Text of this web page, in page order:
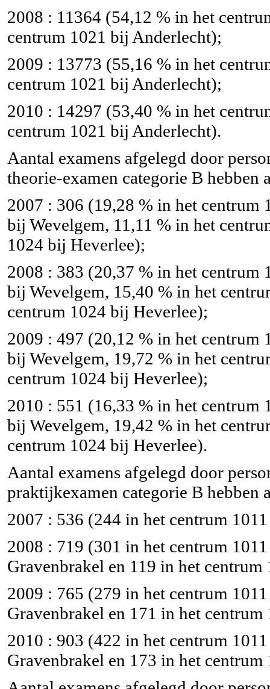
2008 : 11364 (54,12 % in het
centrum 1021 bij Anderlecht);
2009 : 13773 (55,16 % in het
centrum 1021 bij Anderlecht);
2010 : 14297 (53,40 % in het
centrum 1021 bij Anderlecht).
Aantal examens afgelegd door
theorie-examen categorie B hebben
2007 : 306 (19,28 % in het
bij Wevelgem, 11,11 % in het
1024 bij Heverlee);
2008 : 383 (20,37 % in het
bij Wevelgem, 15,40 % in het
centrum 1024 bij Heverlee);
2009 : 497 (20,12 % in het
bij Wevelgem, 19,72 % in het
centrum 1024 bij Heverlee);
2010 : 551 (16,33 % in het
bij Wevelgem, 19,42 % in het
centrum 1024 bij Heverlee).
Aantal examens afgelegd door
praktijkexamen categorie B hebben
2007 : 536 (244 in het centrum
2008 : 719 (301 in het centrum
Gravenbrakel en 119 in het
2009 : 765 (279 in het centrum
Gravenbrakel en 171 in het
2010 : 903 (422 in het centrum
Gravenbrakel en 173 in het